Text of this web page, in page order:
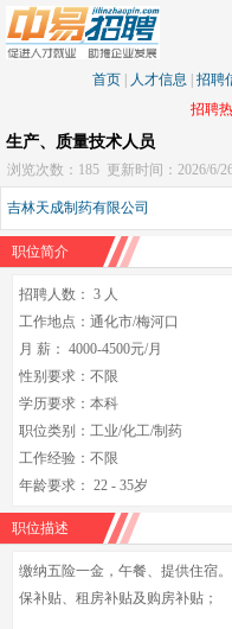
首页
人才信息 招聘
招聘
生产、质量技术人员
浏览次数：185 更新时间：2026/6/
吉林天成制药有限公司
职位简介
招聘人数： 3 人
工作地点：通化市/梅河口
月 薪： 4000-4500元/月
性别要求：不限
学历要求：本科
职位类别：工业/化工/制药
工作经验：不限
年龄要求： 22 - 35岁
职位描述
缴纳五险一金，午餐、提供住宿
保补贴、租房补贴及购房补贴；